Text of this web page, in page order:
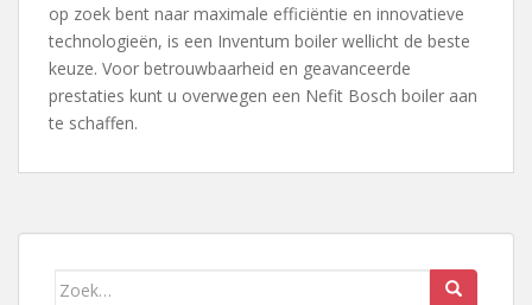
op zoek bent naar maximale efficiëntie en innovatieve
technologieën, is een Inventum boiler wellicht de beste
keuze. Voor betrouwbaarheid en geavanceerde
prestaties kunt u overwegen een Nefit Bosch boiler aan
te schaffen.
Zoek